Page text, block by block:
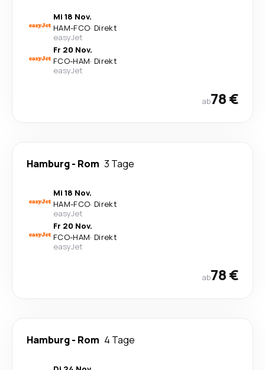
Mi 18 Nov.
HAM-FCO· Direkt
easyJet
Fr 20 Nov.
FCO-HAM· Direkt
easyJet
ab78 €
Hamburg- Rom 3 Tage
Mi 18 Nov.
HAM-FCO· Direkt
easyJet
Fr 20 Nov.
FCO-HAM· Direkt
easyJet
ab78 €
Hamburg- Rom 4 Tage